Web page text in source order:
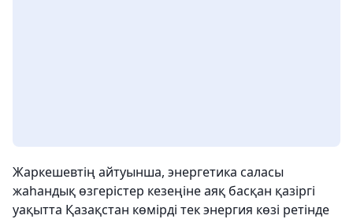
Жаркешевтің айтуынша, энергетика саласы
жаһандық өзгерістер кезеңіне аяқ басқан қазіргі
уақытта Қазақстан көмірді тек энергия көзі ретінде